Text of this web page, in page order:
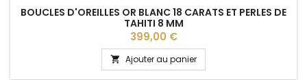
BOUCLES D'OREILLES OR BLANC 18 CARATS ET PERLES DE
TAHITI 8 MM
Prix
399,00 €
 Ajouter au panier